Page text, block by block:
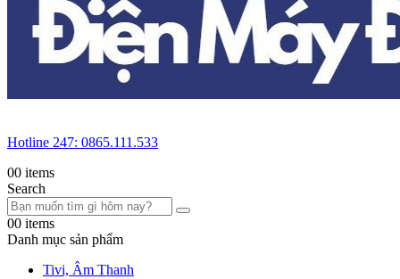
Hotline 247: 0865.111.533
00 items
Search
00 items
Danh mục sản phẩm
Tivi, Âm Thanh